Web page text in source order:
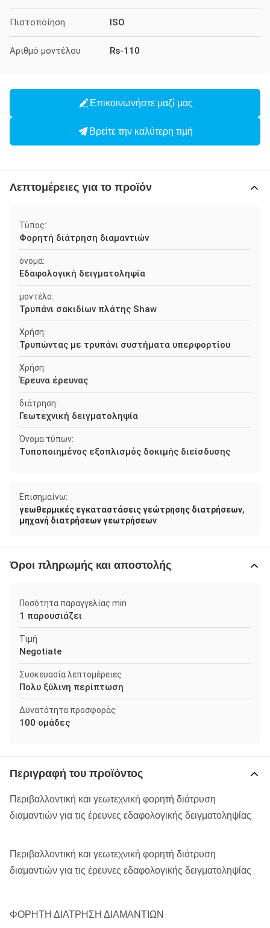
Πιστοποίηση ISO
Αριθμό μοντέλου Rs-110
Επικοινωνήστε μαζί μας
Βρείτε την καλύτερη τιμή
Λεπτομέρειες για το προϊόν
Τύπος:
Φορητή διάτρηση διαμαντιών
όνομα:
Εδαφολογική δειγματοληψία
μοντέλο:
Τρυπάνι σακιδίων πλάτης Shaw
Χρήση:
Τρυπώντας με τρυπάνι συστήματα υπερφορτίου
Χρήση:
Έρευνα έρευνας
διάτρηση:
Γεωτεχνική δειγματοληψία
Όνομα τύπων:
Τυποποιημένος εξοπλισμός δοκιμής διείσδυσης
Επισημαίνω:
γεωθερμικές εγκαταστάσεις γεώτρησης διατρήσεων,
μηχανή διατρήσεων γεωτρήσεων
Όροι πληρωμής και αποστολής
Ποσότητα παραγγελίας min
1 παρουσιάζει
Τιμή
Negotiate
Συσκευασία λεπτομέρειες
Πολυ ξύλινη περίπτωση
Δυνατότητα προσφοράς
100 ομάδες
Περιγραφή του προϊόντος
Περιβαλλοντική και γεωτεχνική φορητή διάτρυση
διαμαντιών για τις έρευνες εδαφολογικής δειγματοληψίας
Περιβαλλοντική και γεωτεχνική φορητή διάτρυση
διαμαντιών για τις έρευνες εδαφολογικής δειγματοληψίας
ΦΟΡΗΤΗ ΔΙΑΤΡΗΣΗ ΔΙΑΜΑΝΤΙΩΝ